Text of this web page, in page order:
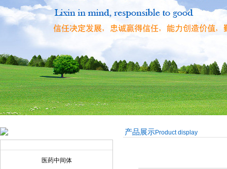
医药中间体
产品展示Product display